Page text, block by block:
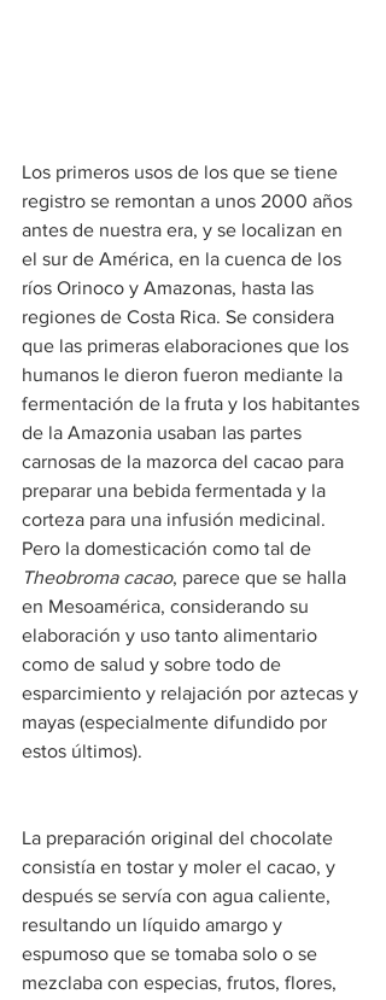
Los primeros usos de los que se tiene
registro se remontan a unos 2000 años
antes de nuestra era, y se localizan en
el sur de América, en la cuenca de los
ríos Orinoco y Amazonas, hasta las
regiones de Costa Rica. Se considera
que las primeras elaboraciones que los
humanos le dieron fueron mediante la
fermentación de la fruta y los habitantes
de la Amazonia usaban las partes
carnosas de la mazorca del cacao para
preparar una bebida fermentada y la
corteza para una infusión medicinal.
Pero la domesticación como tal de
Theobroma cacao, parece que se halla
en Mesoamérica, considerando su
elaboración y uso tanto alimentario
como de salud y sobre todo de
esparcimiento y relajación por aztecas y
mayas (especialmente difundido por
estos últimos).
La preparación original del chocolate
consistía en tostar y moler el cacao, y
después se servía con agua caliente,
resultando un líquido amargo y
espumoso que se tomaba solo o se
mezclaba con especias, frutos, flores,